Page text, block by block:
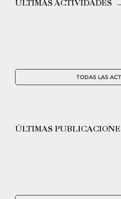
ÚLTIMAS ACTIVIDADES
TODAS LAS
ÚLTIMAS